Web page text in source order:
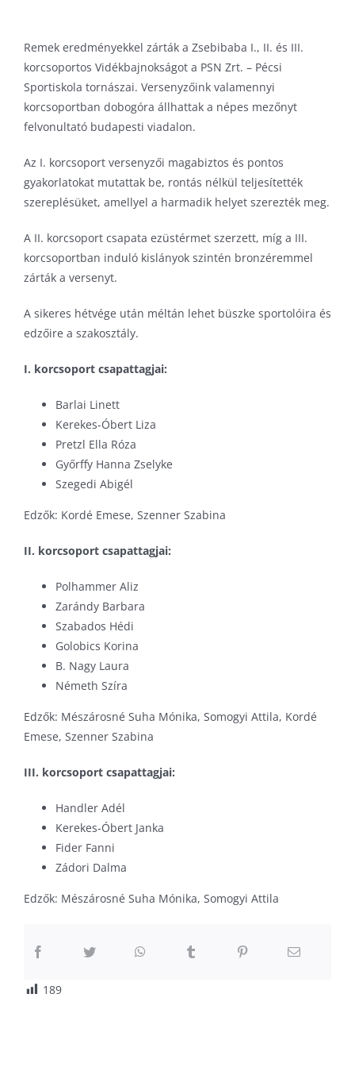
Pump track pálya
Tornacsarnok
Várkői Ferenc Diáksport Központ
Labdarúgás
Lövészet
Rövidpályás gyorskorcsolya
Szinkronúszás
Triatlon
Úszás
Technikai sportok
Tenisz
Remek eredményekkel zárták a Zsebibaba I., II. és III.
korcsoportos Vidékbajnokságot a PSN Zrt. – Pécsi
Sportiskola tornászai. Versenyzőink valamennyi
korcsoportban dobogóra állhattak a népes mezőnyt
felvonultató budapesti viadalon.
Az I. korcsoport versenyzői magabiztos és pontos
gyakorlatokat mutattak be, rontás nélkül teljesítették
szereplésüket, amellyel a harmadik helyet szerezték meg.
A II. korcsoport csapata ezüstérmet szerzett, míg a III.
korcsoportban induló kislányok szintén bronzéremmel
zárták a versenyt.
A sikeres hétvége után méltán lehet büszke sportolóira és
edzőire a szakosztály.
I. korcsoport csapattagjai:
Barlai Linett
Kerekes-Óbert Liza
Pretzl Ella Róza
Győrffy Hanna Zselyke
Szegedi Abigél
Edzők: Kordé Emese, Szenner Szabina
II. korcsoport csapattagjai:
Polhammer Aliz
Zarándy Barbara
Szabados Hédi
Golobics Korina
B. Nagy Laura
Németh Szíra
Edzők: Mészárosné Suha Mónika, Somogyi Attila, Kordé
Emese, Szenner Szabina
III. korcsoport csapattagjai:
Handler Adél
Kerekes-Óbert Janka
Fider Fanni
Zádori Dalma
Edzők: Mészárosné Suha Mónika, Somogyi Attila
189